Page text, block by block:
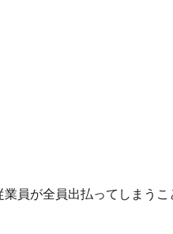
員が全員出払ってしまうこ